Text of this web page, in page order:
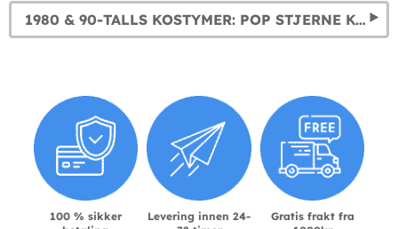
1980 & 90-TALLS KOSTYMER: POP STJERNE KOSTYMER
100 % sikker
Levering innen 24-
Gratis frakt fra